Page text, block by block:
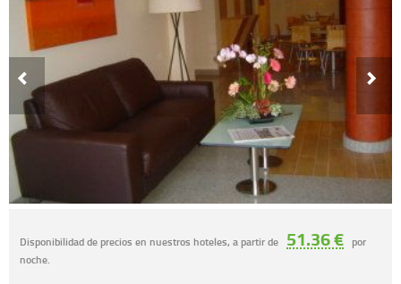
Disponibilidad de precios en nuestros hoteles, a partir de 51.36 € por
noche.